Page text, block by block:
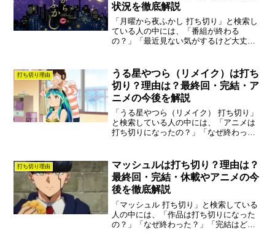
状況を徹底解説
「月曜から夜ふかし 打ち切り」と検索し
ている人の中には、「番組が終わる
の？」「最近見ない気がするけど大丈
から夜ふかしは現在も放送されており打
ち切りになっていません。ただ...
打ち切り理由
うる星やつら（リメイク）は打ち
切り？理由は？最終回・完結・ア
ニメの今後を解説
「うる星やつら（リメイク） 打ち切り」
と検索している人の中には、「アニメは
打ち切りになったの？」「なぜ終わった
論から言うと、うる星やつら（リメイ
ク）は打ち切りではありま...
打ち切り理由
マッシュルは打ち切り？理由は？
最終回・完結・休載やアニメの今
後を徹底解説
「マッシュル 打ち切り」と検索している
人の中には、「作品は打ち切りになった
の？」「なぜ終わった？」「完結はどう